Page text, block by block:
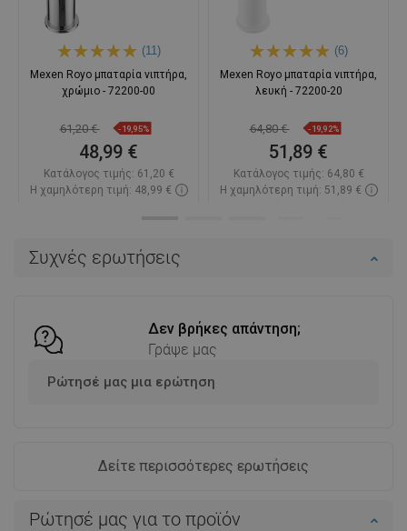
Συχνές ερωτήσεις
Δεν βρήκες απάντηση;
Γράψε μας
Ρώτησέ μας μια ερώτηση
Δείτε περισσότερες ερωτήσεις
Ρώτησέ μας για το προϊόν
(11)
Mexen Royo μπαταρία νιπτήρα,
χρώμιο - 72200-00
61,20 € -19,95%
48,99 €
Κατάλογος τιμής: 61,20 €
Η χαμηλότερη τιμή: 48,99 €
(6)
Mexen Royo μπαταρία νιπτήρα,
λευκή - 72200-20
64,80 € -19,92%
51,89 €
Κατάλογος τιμής: 64,80 €
Η χαμηλότερη τιμή: 51,89 €